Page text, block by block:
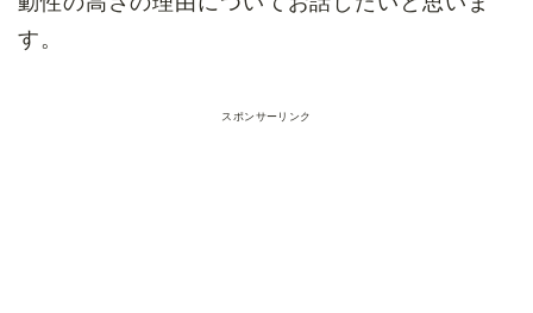
す。
スポンサーリンク